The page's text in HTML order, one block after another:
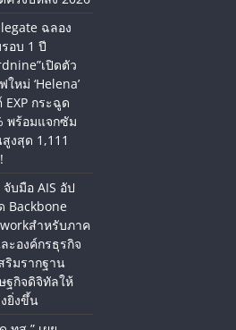
ฉลอง
อบ 1 ปี
เปิดตัว
ใหม่ ‘Helena’
EXP กระฉูด
พร้อมแจกซัม
งสุด 1,111
จับมือ AIS อัป
Backbone
สำหรับภาค
ะองค์กรธุรกิจ
ริมรากฐาน
ฐกิจดิจิทัลให้
ยิ่งขึ้น